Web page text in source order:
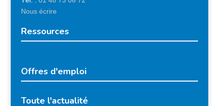
Nous écrire
Ressources
Offres d'emploi
Toute l'actualité